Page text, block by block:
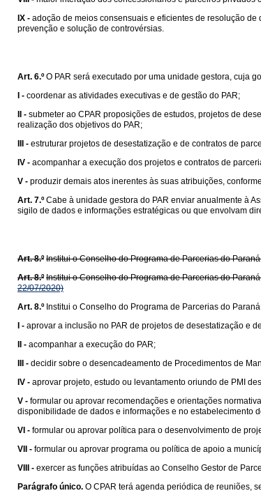
IX - adoção de meios consensuais e eficientes de resolução
prevenção e solução de controvérsias.
Art. 6.º O PAR será executado por uma unidade gestora, cuja
I - coordenar as atividades executivas e de gestão do PAR;
II - submeter ao CPAR proposições de estudos, projetos de
realização dos objetivos do PAR;
III - estruturar projetos de desestatização e de contratos de
IV - acompanhar a execução dos projetos e contratos de
V - produzir demais atos inerentes às suas atribuições,
Art. 7.º Cabe à unidade gestora do PAR enviar anualmente à
sigilo de dados e informações estratégicas ou que envolvam
Art. 8.º Institui o Conselho do Programa de Parcerias do
Art. 8.º Institui o Conselho do Programa de Parcerias do
22/07/2020)
Art. 8.º Institui o Conselho do Programa de Parcerias do
I - aprovar a inclusão no PAR de projetos de desestatização e
II - acompanhar a execução do PAR;
III - decidir sobre o desencadeamento de Procedimentos de
IV - aprovar projeto, estudo ou levantamento oriundo de PMI
V - formular ou aprovar recomendações e orientações
disponibilidade de dados e informações e no estabelecimento
VI - formular ou aprovar política para o desenvolvimento de
VII - formular ou aprovar programa ou política de apoio a
VIII - exercer as funções atribuídas ao Conselho Gestor de
Parágrafo único. O CPAR terá agenda periódica de reuniões,